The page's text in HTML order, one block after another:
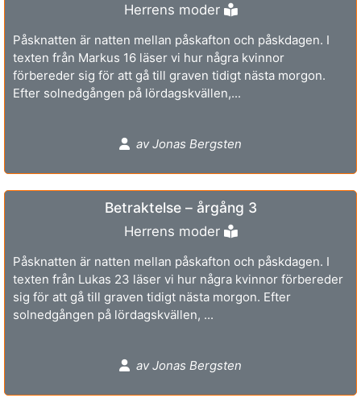
Herrens moder
Påsknatten är natten mellan påskafton och påskdagen. I
texten från Markus 16 läser vi hur några kvinnor
förbereder sig för att gå till graven tidigt nästa morgon.
Efter solnedgången på lördagskvällen,...
av Jonas Bergsten
Betraktelse – årgång 3
Herrens moder
Påsknatten är natten mellan påskafton och påskdagen. I
texten från Lukas 23 läser vi hur några kvinnor förbereder
sig för att gå till graven tidigt nästa morgon. Efter
solnedgången på lördagskvällen, ...
av Jonas Bergsten